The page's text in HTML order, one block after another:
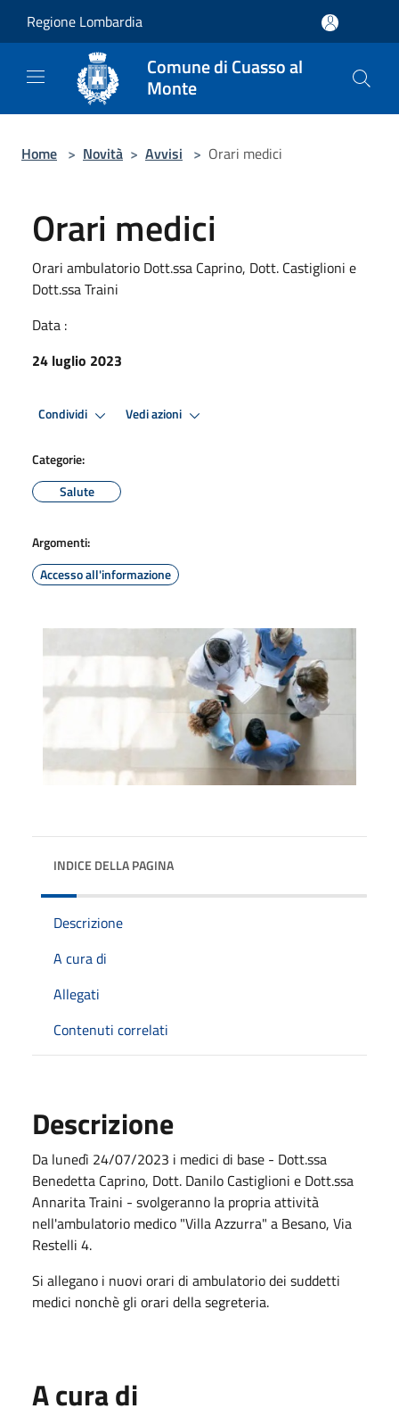
Regione Lombardia
Comune di Cuasso al
Monte
Home > Novità > Avvisi > Orari medici
Orari medici
Orari ambulatorio Dott.ssa Caprino, Dott. Castiglioni e
Dott.ssa Traini
Data :
24 luglio 2023
Condividi Vedi azioni
Categorie:
Salute
Argomenti:
Accesso all'informazione
INDICE DELLA PAGINA
Descrizione
A cura di
Allegati
Contenuti correlati
Descrizione
Da lunedì 24/07/2023 i medici di base - Dott.ssa
Benedetta Caprino, Dott. Danilo Castiglioni e Dott.ssa
Annarita Traini - svolgeranno la propria attività
nell'ambulatorio medico "Villa Azzurra" a Besano, Via
Restelli 4.
Si allegano i nuovi orari di ambulatorio dei suddetti
medici nonchè gli orari della segreteria.
A cura di